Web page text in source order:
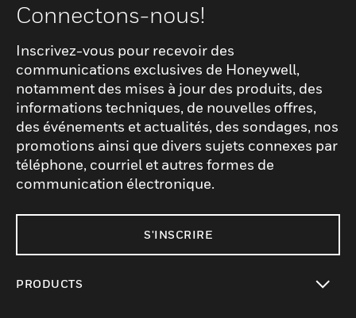
Connectons-nous!
Inscrivez-vous pour recevoir des
communications exclusives de Honeywell,
notamment des mises à jour des produits, des
informations techniques, de nouvelles offres,
des événements et actualités, des sondages, nos
promotions ainsi que divers sujets connexes par
téléphone, courriel et autres formes de
communication électronique.
S'INSCRIRE
PRODUCTS